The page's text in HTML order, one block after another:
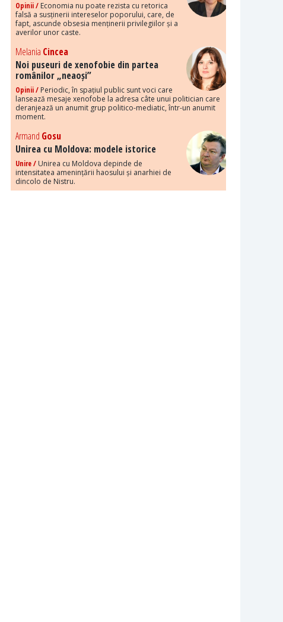
Opinii / Economia nu poate rezista cu retorica
falsă a susținerii intereselor poporului, care, de
fapt, ascunde obsesia menținerii privilegiilor și a
averilor unor caste.
Melania Cincea
Noi puseuri de xenofobie din partea
românilor „neaoși”
Opinii / Periodic, în spațiul public sunt voci care
lansează mesaje xenofobe la adresa câte unui politician care
deranjează un anumit grup politico-mediatic, într-un anumit
moment.
Armand Gosu
Unirea cu Moldova: modele istorice
Unire / Unirea cu Moldova depinde de
intensitatea amenințării haosului și anarhiei de
dincolo de Nistru.